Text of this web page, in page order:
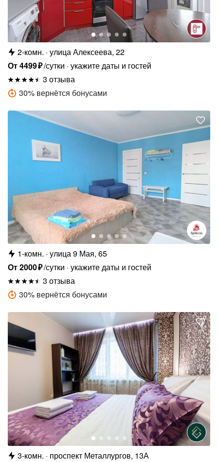
2-комн. улица Алексеева, 22
От4499₽/сутки укажите даты и гостей
3 отзыва
30% вернётся бонусами
1-комн. улица 9 Мая, 65
От2000₽/сутки укажите даты и гостей
3 отзыва
30% вернётся бонусами
3-комн.
проспект Металлургов, 13А